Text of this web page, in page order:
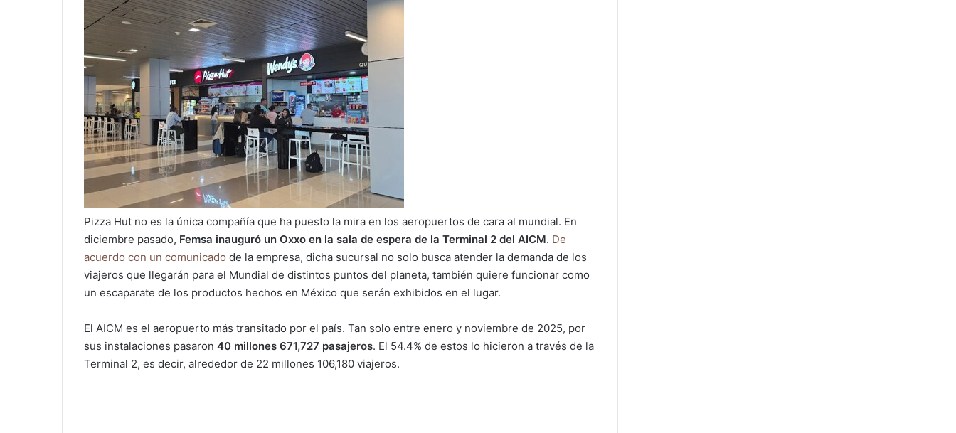
Pizza Hut no es la única compañía que ha puesto la mira en los aeropuertos de cara al mundial. En
diciembre pasado, Femsa inauguró un Oxxo en la sala de espera de la Terminal 2 del AICM. De
acuerdo con un comunicado de la empresa, dicha sucursal no solo busca atender la demanda de los
viajeros que llegarán para el Mundial de distintos puntos del planeta, también quiere funcionar como
un escaparate de los productos hechos en México que serán exhibidos en el lugar.
El AICM es el aeropuerto más transitado por el país. Tan solo entre enero y noviembre de 2025, por
sus instalaciones pasaron 40 millones 671,727 pasajeros. El 54.4% de estos lo hicieron a través de la
Terminal 2, es decir, alrededor de 22 millones 106,180 viajeros.